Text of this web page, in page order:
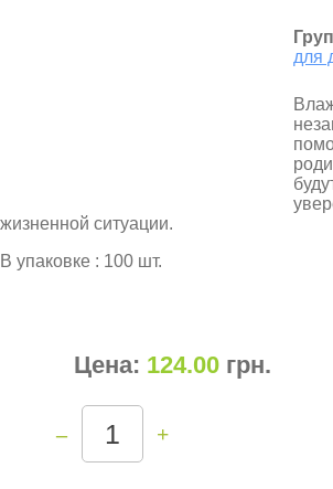
для
жизненной ситуации.
В упаковке : 100 шт.
Цена: 124.00 грн.
– +